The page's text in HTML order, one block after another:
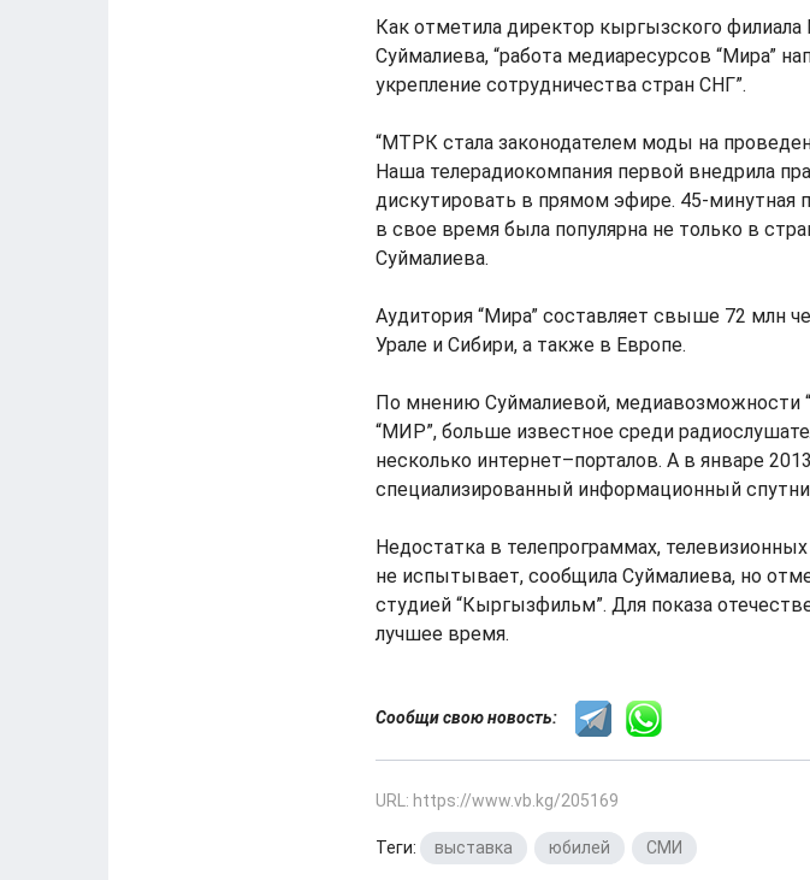
Как отметила директор кыргызского
Суймалиева, “работа медиаресурсов “Мира”
укрепление сотрудничества стран СНГ”.
“МТРК стала законодателем моды на
Наша телерадиокомпания первой внедрила
дискутировать в прямом эфире. 45-минутная
в свое время была популярна не только в
Суймалиева.
Аудитория “Мира” составляет свыше 72 млн
Урале и Сибири, а также в Европе.
По мнению Суймалиевой, медиавозможности
“МИР”, больше известное среди
несколько интернет–порталов. А в январе
специализированный информационный
Недостатка в телепрограммах,
не испытывает, сообщила Суймалиева, но
студией “Кыргызфильм”. Для показа
лучшее время.
Сообщи свою новость:
URL: https://www.vb.kg/205169
Теги: выставка юбилей СМИ